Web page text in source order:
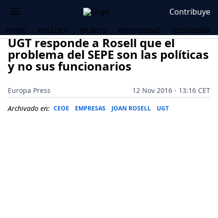
Contribuye
HOME POLÍTICA MUNDO PERIODISMO ECONOMÍA
UGT responde a Rosell que el
problema del SEPE son las políticas
y no sus funcionarios
Europa Press
12 Nov 2016 - 13:16 CET
Archivado en: CEOE EMPRESAS JOAN ROSELL UGT